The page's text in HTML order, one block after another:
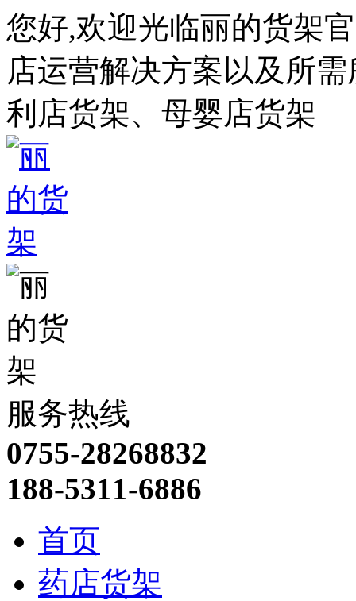
您好,欢迎光临丽的货架
店运营解决方案以及所
利店货架、母婴店货架
服务热线
0755-28268832
188-5311-6886
首页
药店货架